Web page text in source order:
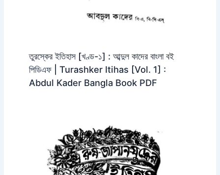
তুরস্কের ইতিহাস [খণ্ড-১] : আব্দুল কাদের বাংলা বই
পিডিএফ | Turashker Itihas [Vol. 1] :
Abdul Kader Bangla Book PDF